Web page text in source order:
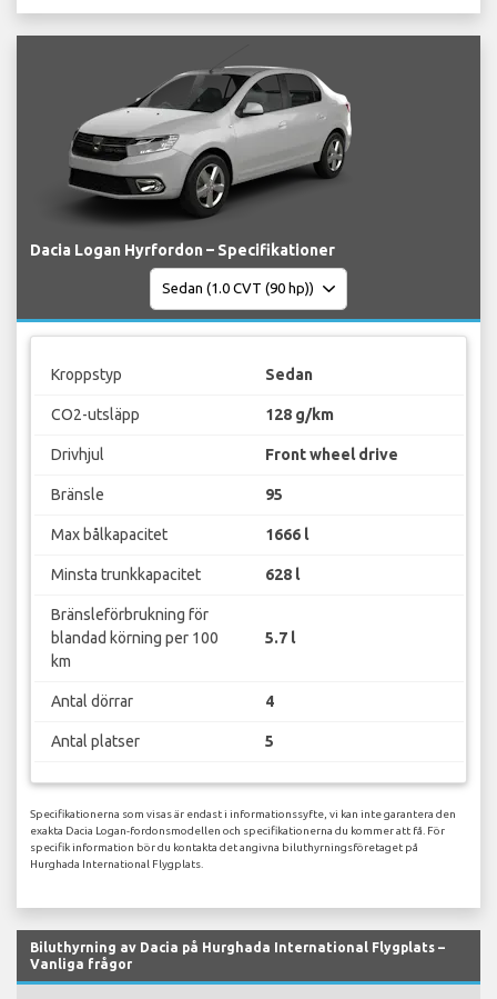
Dacia Logan Hyrfordon – Specifikationer
Kroppstyp Sedan
CO2-utsläpp 128 g/km
Drivhjul Front wheel drive
Bränsle 95
Max bålkapacitet 1666 l
Minsta trunkkapacitet 628 l
Bränsleförbrukning för
blandad körning per 100
km
5.7 l
Antal dörrar 4
Antal platser 5
Specifikationerna som visas är endast i informationssyfte, vi kan inte garantera den
exakta Dacia Logan-fordonsmodellen och specifikationerna du kommer att få. För
specifik information bör du kontakta det angivna biluthyrningsföretaget på
Hurghada International Flygplats.
Biluthyrning av Dacia på Hurghada International Flygplats –
Vanliga frågor